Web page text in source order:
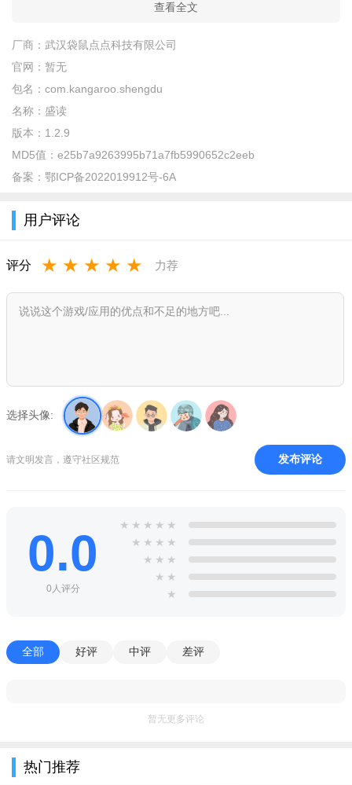
2.通过“搜索”功能查找特定小说;
查看全文
厂商： 武汉袋鼠点点科技有限公司
官网： 暂无
包名： com.kangaroo.shengdu
名称： 盛读
版本： 1.2.9
MD5值： e25b7a9263995b71a7fb5990652c2eeb
备案： 鄂ICP备2022019912号-6A
用户评论
评分 ★ ★ ★ ★ ★ 力荐
选择头像:
请文明发言，遵守社区规范 发布评论
0.0
0人评分
★ ★ ★ ★ ★
★ ★ ★ ★
★ ★ ★
★ ★
★
全部 好评 中评 差评
暂无更多评论
热门推荐